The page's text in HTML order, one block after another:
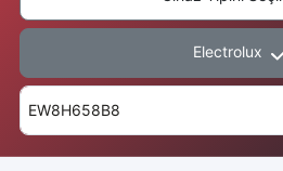
Electrolux